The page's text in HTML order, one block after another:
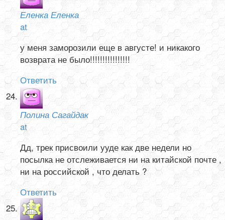
Еленка Еленка
at
у меня заморозили еще в августе! и никакого
возврата не было!!!!!!!!!!!!!!!!
Ответить
Полина Сагайдак
at
Дд, трек присвоили ууде как две недели но
посылка не отслеживается ни на китайской почте ,
ни на российской , что делать ?
Ответить